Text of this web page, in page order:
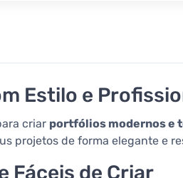
Estilo e
criar portfólios modernos e
projetos de forma elegante e
Fáceis de Criar